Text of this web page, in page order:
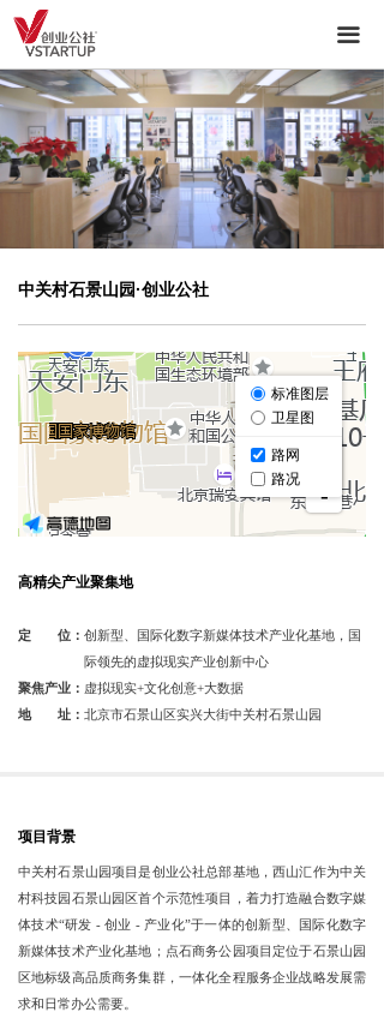
끀
ꀇ首页
ꀶ关于我们
ꁦ主营业务-产业空间运营
ꄃ主营业务-产业服务
生态圈
ꂓ新闻中心
ꁘ诚招英才
ꄀ
高精尖产业聚集地
定 位： 创新型、国际化数字新媒体技术产业化基地，国
际领先的虚拟现实产业创新中心
聚焦产业： 虚拟现实+文化创意+大数据
地 址： 北京市石景山区实兴大街中关村石景山园
项目背景
中关村石景山园项目是创业公社总部基地，西山汇作为中关
村科技园石景山园区首个示范性项目，着力打造融合数字媒
体技术“研发 - 创业 - 产业化”于一体的创新型、国际化数字
新媒体技术产业化基地；点石商务公园项目定位于石景山园
区地标级高品质商务集群，一体化全程服务企业战略发展需
求和日常办公需要。
中关村石景山园·创业公社